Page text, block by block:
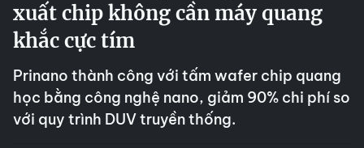
xuất chip không cần máy quang
khắc cực tím
Prinano thành công với tấm wafer chip quang
học bằng công nghệ nano, giảm 90% chi phí so
với quy trình DUV truyền thống.